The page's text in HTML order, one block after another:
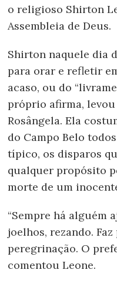
o religioso Shirton
Assembleia de Deus.
Shirton naquele dia
para orar e refletir
acaso, ou do
próprio afirma,
Rosângela. Ela
do Campo Belo
típico, os disparos
qualquer propósito
morte de um
“Sempre há alguém
joelhos, rezando.
peregrinação. O
comentou Leone.